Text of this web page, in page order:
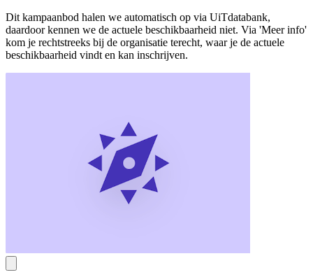
Dit kampaanbod halen we automatisch op via UiTdatabank,
daardoor kennen we de actuele beschikbaarheid niet. Via 'Meer info'
kom je rechtstreeks bij de organisatie terecht, waar je de actuele
beschikbaarheid vindt en kan inschrijven.